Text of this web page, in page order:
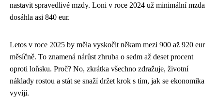
nastavit spravedlivé mzdy. Loni v roce 2024 už minimální mzda
dosáhla asi 840 eur.
Letos v roce 2025 by měla vyskočit někam mezi 900 až 920 eur
měsíčně. To znamená nárůst zhruba o sedm až deset procent
oproti loňsku. Proč? No, zkrátka všechno zdražuje, životní
náklady rostou a stát se snaží držet krok s tím, jak se ekonomika
vyvíjí.